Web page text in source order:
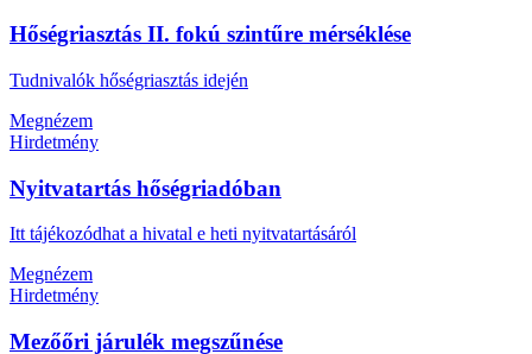
Hőségriasztás II. fokú szintűre mérséklése
Tudnivalók hőségriasztás idején
Megnézem
Hirdetmény
Nyitvatartás hőségriadóban
Itt tájékozódhat a hivatal e heti nyitvatartásáról
Megnézem
Hirdetmény
Mezőőri járulék megszűnése